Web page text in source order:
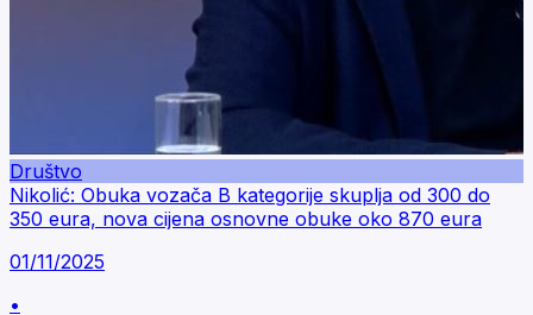
Društvo
Nikolić: Obuka vozača B kategorije skuplja od 300 do
350 eura, nova cijena osnovne obuke oko 870 eura
01/11/2025
•